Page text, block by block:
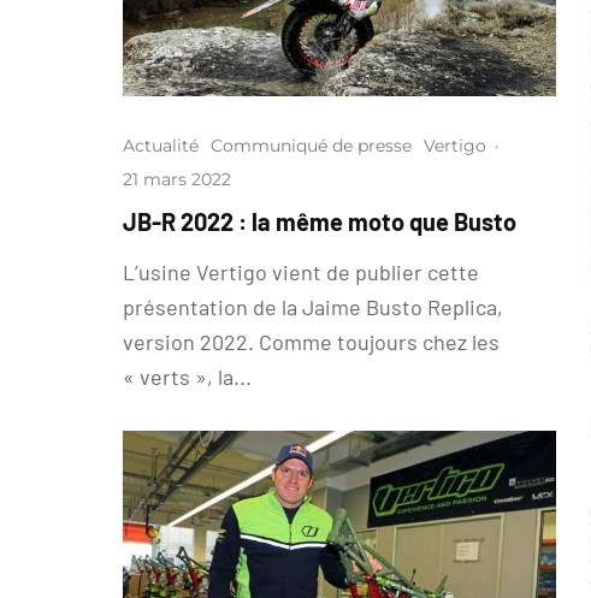
Actualité Communiqué de presse Vertigo ·
21 mars 2022
JB-R 2022 : la même moto que Busto
L’usine Vertigo vient de publier cette
présentation de la Jaime Busto Replica,
version 2022. Comme toujours chez les
« verts », la...